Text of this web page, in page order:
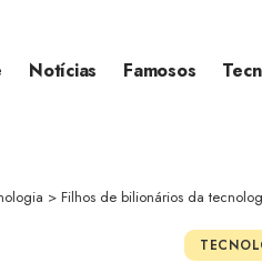
Notícias Famosos
> Filhos de bilionários da